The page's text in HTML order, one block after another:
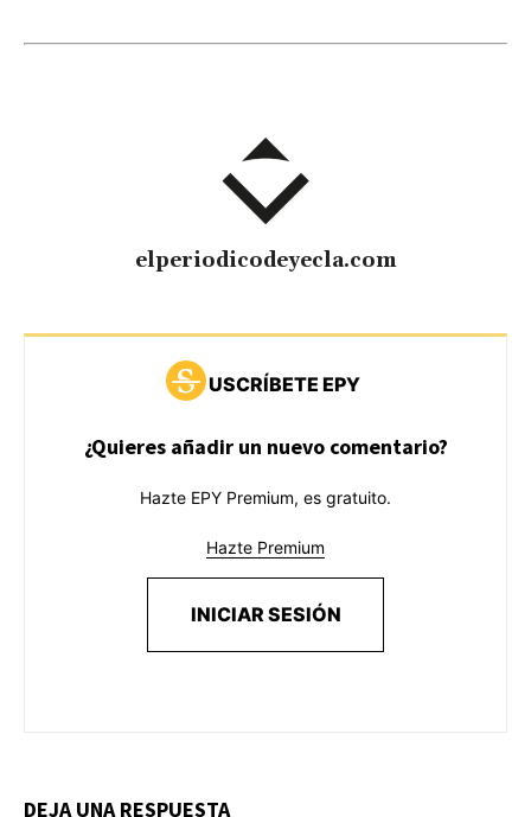
elperiodicodeyecla.com
USCRÍBETE EPY
¿Quieres añadir un nuevo comentario?
Hazte EPY Premium, es gratuito.
Hazte Premium
INICIAR SESIÓN
DEJA UNA RESPUESTA